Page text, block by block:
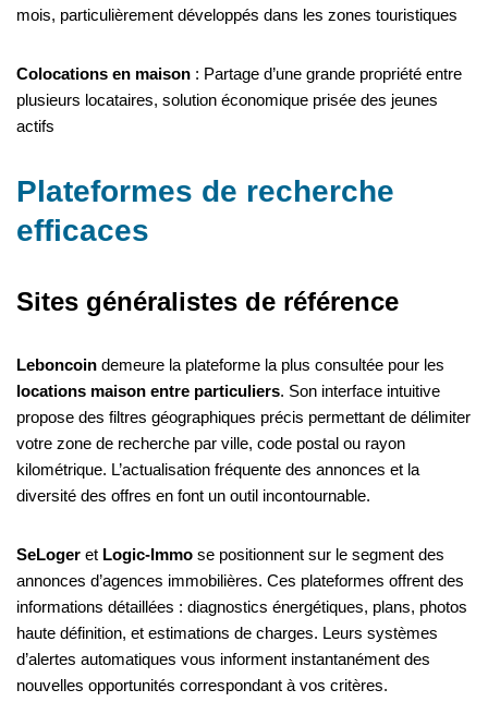
mois, particulièrement développés dans les zones touristiques
Colocations en maison : Partage d’une grande propriété entre
plusieurs locataires, solution économique prisée des jeunes
actifs
Plateformes de recherche
efficaces
Sites généralistes de référence
Leboncoin demeure la plateforme la plus consultée pour les
locations maison entre particuliers. Son interface intuitive
propose des filtres géographiques précis permettant de délimiter
votre zone de recherche par ville, code postal ou rayon
kilométrique. L’actualisation fréquente des annonces et la
diversité des offres en font un outil incontournable.
SeLoger et Logic-Immo se positionnent sur le segment des
annonces d’agences immobilières. Ces plateformes offrent des
informations détaillées : diagnostics énergétiques, plans, photos
haute définition, et estimations de charges. Leurs systèmes
d’alertes automatiques vous informent instantanément des
nouvelles opportunités correspondant à vos critères.